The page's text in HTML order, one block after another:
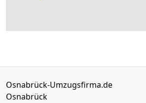
Osnabrück-Umzugsfirma.de
Osnabrück